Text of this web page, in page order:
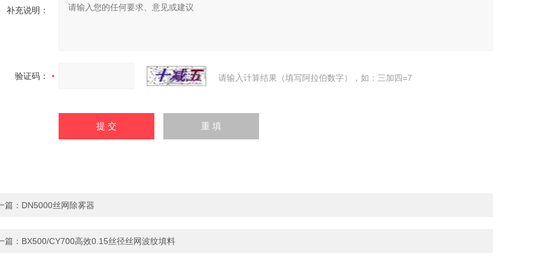
补充说明：
验证码： 请输入计算结果（填写阿拉伯数字），如：三加四=7
篇： DN5000丝网除雾器
篇： BX500/CY700高效0.15丝径丝网波纹填料